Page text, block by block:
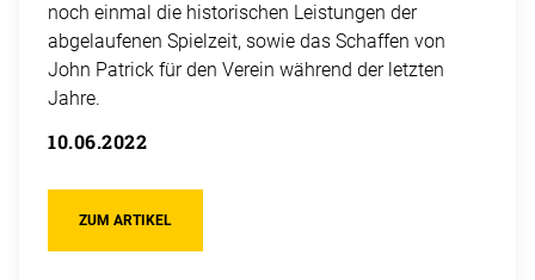
noch einmal die historischen Leistungen der
abgelaufenen Spielzeit, sowie das Schaffen von
John Patrick für den Verein während der letzten
Jahre.
10.06.2022
ZUM ARTIKEL